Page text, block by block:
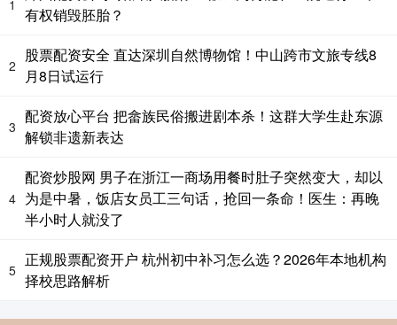
1
有权销毁胚胎？
2
股票配资安全 直达深圳自然博物馆！中山跨市文旅专线8
月8日试运行
3
配资放心平台 把畲族民俗搬进剧本杀！这群大学生赴东源
解锁非遗新表达
4
配资炒股网 男子在浙江一商场用餐时肚子突然变大，却以
为是中暑，饭店女员工三句话，抢回一条命！医生：再晚
半小时人就没了
5
正规股票配资开户 杭州初中补习怎么选？2026年本地机构
择校思路解析